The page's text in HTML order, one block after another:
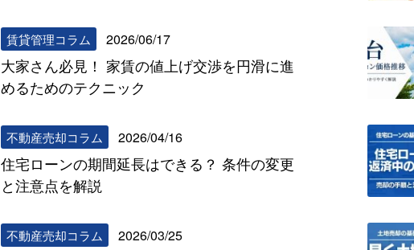
賃貸管理コラム 2026/06/17
大家さん必見！ 家賃の値上げ交渉を円滑に進
めるためのテクニック
不動産売却コラム 2026/04/16
住宅ローンの期間延長はできる？ 条件の変更
と注意点を解説
不動産売却コラム 2026/03/25